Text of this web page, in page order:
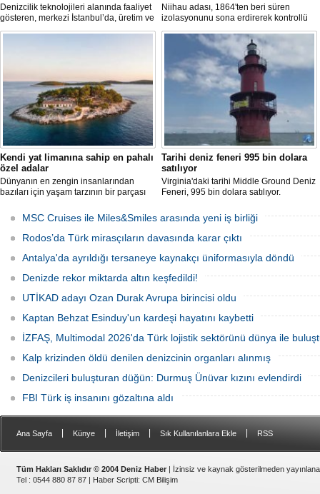
Denizcilik teknolojileri alanında faaliyet
gösteren, merkezi İstanbul’da, üretim ve
Ar-Ge faaliyetlerinin önemli bölümünü
Niihau adası, 1864'ten beri süren
izolasyonunu sona erdirerek kontrollü
turist ziyaretlerine açıldı. Ada sakinleri,
modern teknolojiden uzak, katı
kurallarla dolu bir yaşam sürdürüyor.
Kendi yat limanına sahip en pahalı
özel adalar
Dünyanın en zengin insanlarından
bazıları için yaşam tarzının bir parçası
zamanda kendi yat limanı, helikopter
pisti ve seçkin villaları da içeren koca bir
özel adadır.
Tarihi deniz feneri 995 bin dolara
satılıyor
Virginia'daki tarihi Middle Ground Deniz
Feneri, 995 bin dolara satılıyor.
üretebilen bir yaşam alanına
dönüştürüldü.
MSC Cruises ile Miles&Smiles arasında yeni iş birliği
Rodos’da Türk mirasçıların davasında karar çıktı
Antalya'da ayrıldığı tersaneye kaynakçı üniformasıyla döndü
Denizde rekor miktarda altın keşfedildi!
UTİKAD adayı Ozan Durak Avrupa birincisi oldu
Kaptan Behzat Esinduy'un kardeşi hayatını kaybetti
İZFAŞ, Multimodal 2026'da Türk lojistik sektörünü dünya ile
Kalp krizinden öldü denilen denizcinin organları alınmış
Denizcileri buluşturan düğün: Durmuş Ünüvar kızını evlendirdi
FBI Türk iş insanını gözaltına aldı
Ana Sayfa Künye İletişim Sık Kullanılanlara Ekle RSS
Tüm Hakları Saklıdır © 2004 Deniz Haber | İzinsiz ve kaynak gösterilmeden
Tel : 0544 880 87 87 | Haber Scripti: CM Bilişim